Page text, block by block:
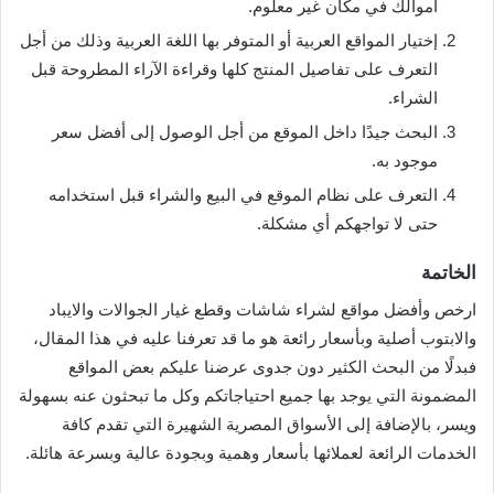
أموالك في مكان غير معلوم.
إختيار المواقع العربية أو المتوفر بها اللغة العربية وذلك من أجل
التعرف على تفاصيل المنتج كلها وقراءة الآراء المطروحة قبل
الشراء.
البحث جيدًا داخل الموقع من أجل الوصول إلى أفضل سعر
موجود به.
التعرف على نظام الموقع في البيع والشراء قبل استخدامه
حتى لا تواجهكم أي مشكلة.
الخاتمة
ارخص وأفضل مواقع لشراء شاشات وقطع غيار الجوالات والايباد
والابتوب أصلية وبأسعار رائعة هو ما قد تعرفنا عليه في هذا المقال،
فبدلًا من البحث الكثير دون جدوى عرضنا عليكم بعض المواقع
المضمونة التي يوجد بها جميع احتياجاتكم وكل ما تبحثون عنه بسهولة
ويسر، بالإضافة إلى الأسواق المصرية الشهيرة التي تقدم كافة
الخدمات الرائعة لعملائها بأسعار وهمية وبجودة عالية وبسرعة هائلة.